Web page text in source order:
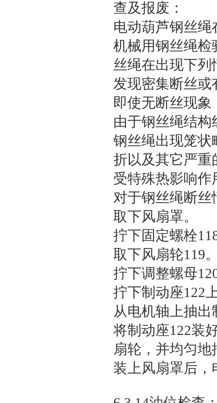
查及报废：
电动葫芦钢丝
机械用钢丝绳检
丝绳在出现下列
发现密集断丝或
即使无断丝现象
由于钢丝绳结构
钢丝绳出现笼状
折以及其它严重
受特殊热影响作
对于钢丝绳断
取下风扇罩。
拧下固定螺栓
取下风扇轮119
拧下调整螺母
拧下制动座122
从电机轴上抽
将制动座122装
扇轮，并均匀
装上风扇罩后